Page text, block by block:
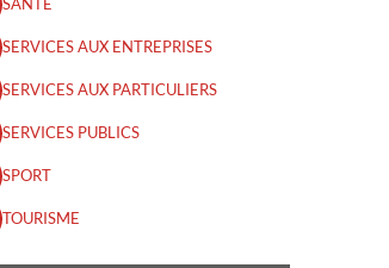
SANTÉ
SERVICES AUX ENTREPRISES
SERVICES AUX PARTICULIERS
SERVICES PUBLICS
SPORT
TOURISME